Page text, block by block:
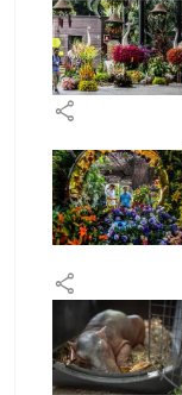
share
share